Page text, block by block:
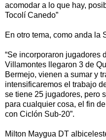
acomodar a lo que hay,
Tocolí Canedo”
En otro tema, como anda la
“Se incorporaron jugadores
Villamontes llegaron 3 de
Bermejo, vienen a sumar y
intensificaremos el trabajo
se tiene 25 jugadores, pero
para cualquier cosa, el fin
con Ciclón Sub-20”.
Milton Maygua DT